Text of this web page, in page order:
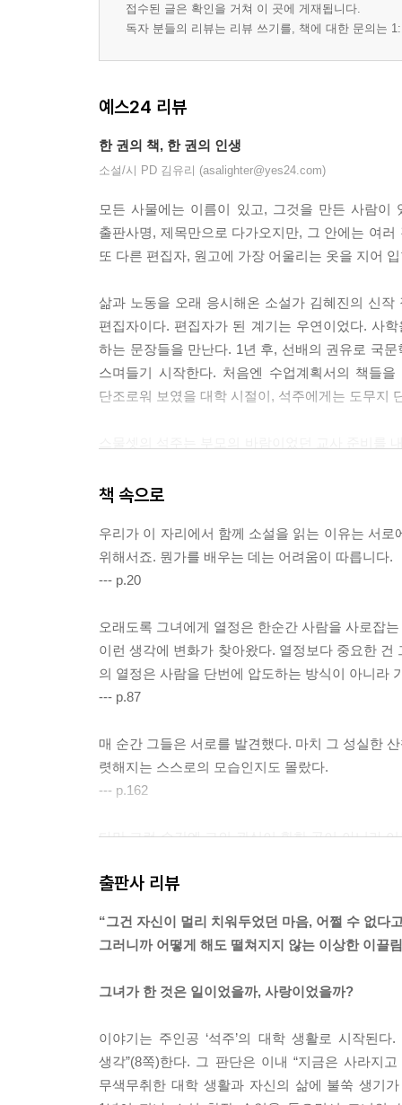
접수된 글은 확인을 거쳐 이 곳에 게재됩니다.
독자 분들의 리뷰는 리뷰 쓰기를, 책에 대한 문의는
예스24 리뷰
한 권의 책, 한 권의 인생
소설/시 PD 김유리 (asalighter@yes24.com)
모든 사물에는 이름이 있고, 그것을 만든 사람
출판사명, 제목만으로 다가오지만, 그 안에는 여
또 다른 편집자, 원고에 가장 어울리는 옷을 지어
삶과 노동을 오래 응시해온 소설가 김혜진의 신작
편집자이다. 편집자가 된 계기는 우연이었다. 사
하는 문장들을 만난다. 1년 후, 선배의 권유로 국
스며들기 시작한다. 처음엔 수업계획서의 책들
단조로워 보였을 대학 시절이, 석주에게는 도무지
빠진다. 그 과정은 어쩐지 달콤한 연애 초기를 닮
소설은 홍석주의 내면과 외면, 그리고 출판계의
내세울 것도 없는” 여정일 수도 있다. 하지만 책
일생을 따라가는 이 일대기에서 눈을 뗄 수 없을
여겼을 수도 있다.
그러나 우리의 삶은 누구와도 대체될 수 없다. 오
된다. 『오직 그녀의 것』. 그리고 묻게 된다. “오직
책 속으로
우리가 이 자리에서 함께 소설을 읽는 이유는 서
위해서죠. 뭔가를 배우는 데는 어려움이 따릅니다.
--- p.20
오래도록 그녀에게 열정은 한순간 사람을 사로잡
이런 생각에 변화가 찾아왔다. 열정보다 중요한
의 열정은 사람을 단번에 압도하는 방식이 아니라
--- p.87
매 순간 그들은 서로를 발견했다. 마치 그 성실한
렷해지는 스스로의 모습인지도 몰랐다.
--- p.162
다만 그런 순간엔 그의 관심이 환한 곳이 아니라
--- p.192
사랑은 극적이기보다 안정적인 것이었다. 그것
방식은 아니었다. 오히려 그 모든 것에 스며드는
그럼에도 한 번씩 원호에게 그렇게 물을 때가 있었
글쎄. 더 어린 방식으로 만났겠지?
어떻게?
출판사 리뷰
“그건 자신이 멀리 치워두었던 마음, 어쩔 수 없다
그러니까 어떻게 해도 떨쳐지지 않는 이상한 이끌
그녀가 한 것은 일이었을까, 사랑이었을까?
이야기는 주인공 ‘석주’의 대학 생활로 시작된
생각”(8쪽)한다. 그 판단은 이내 “지금은 사라지
무색무취한 대학 생활과 자신의 삶에 불쑥 생기